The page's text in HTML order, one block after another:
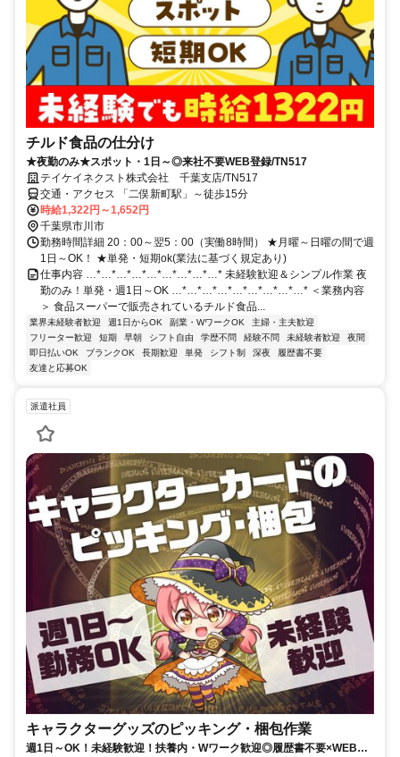
チルド食品の仕分け
★夜勤のみ★スポット・1日～◎来社不要WEB登録/TN517
テイケイネクスト株式会社 千葉支店/TN517
交通・アクセス 「二俣新町駅」～徒歩15分
時給1,322円～1,652円
千葉県市川市
勤務時間詳細 20：00～翌5：00（実働8時間） ★月曜～日曜の間で週
1日～OK！ ★単発・短期ok(業法に基づく規定あり)
仕事内容 …*…*…*…*…*…*…*…*…* 未経験歓迎＆シンプル作業 夜
勤のみ！単発・週1日～OK …*…*…*…*…*…*…*…*…* ＜業務内容
＞ 食品スーパーで販売されているチルド食品...
業界未経験者歓迎 週1日からOK 副業・WワークOK
主婦・主夫歓迎
フリーター歓迎
短期 早朝 シフト自由 学歴不問 経験不問 未経験者歓迎
夜間
即日払いOK
ブランクOK 長期歓迎 単発 シフト制 深夜
履歴書不要
友達と応募OK
派遣社員
キャラクターグッズのピッキング・梱包作業
週1日～OK！未経験歓迎！扶養内・Wワーク歓迎◎履歴書不要×WEB面